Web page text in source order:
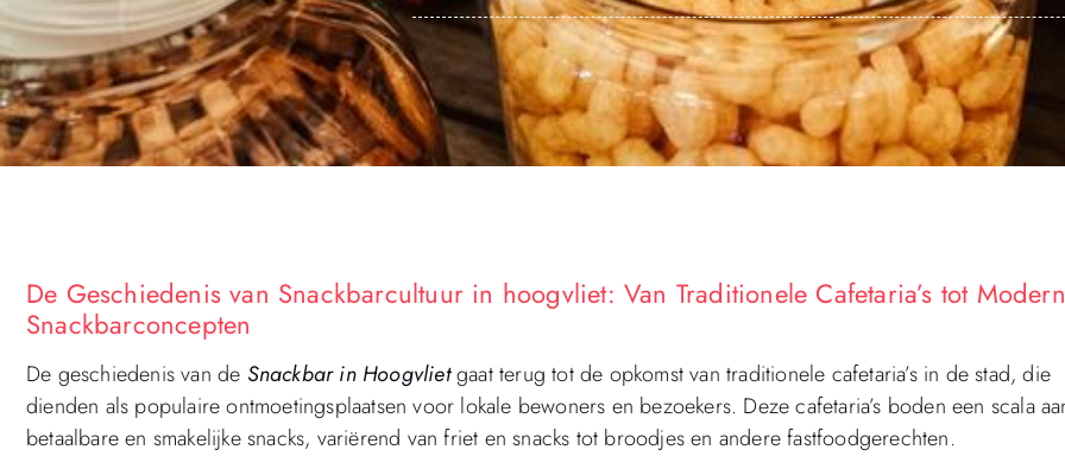
De Geschiedenis van Snackbarcultuur in hoogvliet: Van Traditionele Cafetaria’s tot
Snackbarconcepten
De geschiedenis van de Snackbar in Hoogvlietgaat terug tot de opkomst van traditionele cafetaria’s in de stad, die
dienden als populaire ontmoetingsplaatsen voor lokale bewoners en bezoekers. Deze cafetaria’s boden een scala
betaalbare en smakelijke snacks, variërend van friet en snacks tot broodjes en andere fastfoodgerechten.